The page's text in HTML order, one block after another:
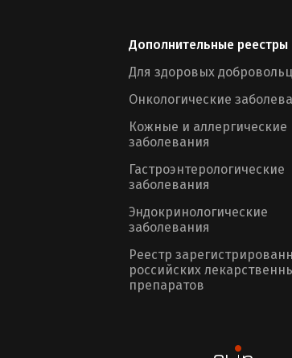
Дополнительные реестры
Для здоровых
Онкологические
Кожные и аллергические
заболевания
Гастроэнтерологические
заболевания
Эндокринологические
заболевания
Реестр
российских
препаратов